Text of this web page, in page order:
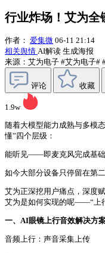
行业炸场！艾为全
作者： 爱集微 06-11 21:14
相关舆情 AI解读 生成海报
来源：艾为电子 #艾为电子#
评论 收藏
1.9w
随着大模型能力成熟与多模
懂”四个层级：
能听见——即麦克风完成基
如今大部分设备只停留在第
艾为正深挖用户痛点，深度
艾为是如何实现的呢——“上
一、AI眼镜上行音效解决
音频上行：声音采集上传